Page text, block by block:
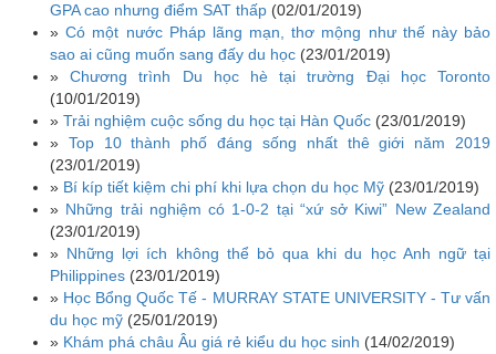
GPA cao nhưng điểm SAT thấp (02/01/2019)
»Có một nước Pháp lãng mạn, thơ mộng như thế này bảo
sao ai cũng muốn sang đấy du học (23/01/2019)
»Chương trình Du học hè tại trường Đại học Toronto
(10/01/2019)
» Trải nghiệm cuộc sống du học tại Hàn Quốc (23/01/2019)
» Top 10 thành phố đáng sống nhất thê giới năm 2019
(23/01/2019)
» Bí kíp tiết kiệm chi phí khi lựa chọn du học Mỹ (23/01/2019)
» Những trải nghiệm có 1-0-2 tại “xứ sở Kiwi” New Zealand
(23/01/2019)
» Những lợi ích không thể bỏ qua khi du học Anh ngữ tại
Philippines (23/01/2019)
» Học Bổng Quốc Tế - MURRAY STATE UNIVERSITY - Tư vấn
du học mỹ (25/01/2019)
» Khám phá châu Âu giá rẻ kiểu du học sinh (14/02/2019)